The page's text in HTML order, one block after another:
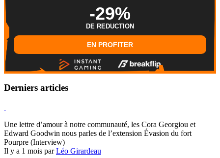
-29%
DE REDUCTION
EN PROFITER
Derniers articles
Une lettre d’amour à notre communauté, les Cora Georgiou et
Edward Goodwin nous parles de l’extension Évasion du fort
Pourpre (Interview)
Il y a 1 mois parLéo Girardeau